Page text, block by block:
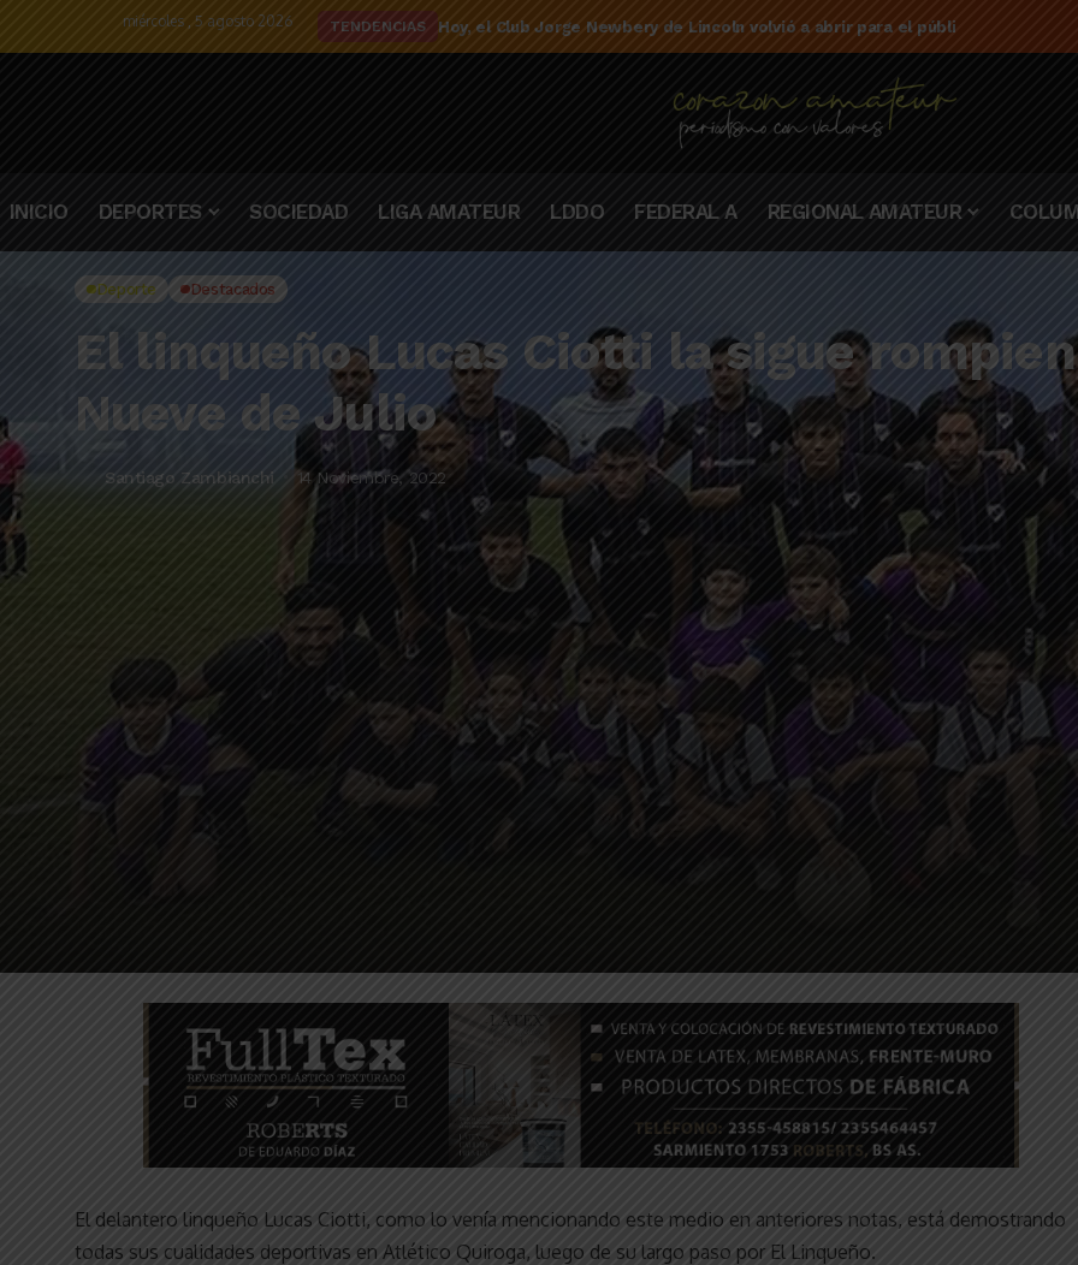
miércoles , 5 agosto 2026 TENDENCIAS El detalle de la campaña de El Linqueño en el torneo Federal A 2025/2026
INICIO DEPORTES SOCIEDAD LIGA AMATEUR LDDO FEDERAL A REGIONAL AMATEUR
Deporte Destacados
El linqueño Lucas Ciotti la sigue
Nueve de Julio
Santiago Zambianchi 14 Noviembre, 2022
El delantero linqueño Lucas Ciotti, como lo venía mencionando este medio en anteriores notas, está demostrando
todas sus cualidades deportivas en Atlético Quiroga, luego de su largo paso por El Linqueño.